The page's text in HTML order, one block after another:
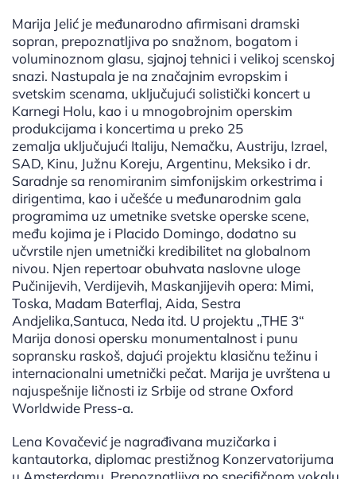
Marija Jelić je međunarodno afirmisani dramski
sopran, prepoznatljiva po snažnom, bogatom i
voluminoznom glasu, sjajnoj tehnici i velikoj scenskoj
snazi. Nastupala je na značajnim evropskim i
svetskim scenama, uključujući solistički koncert u
Karnegi Holu, kao i u mnogobrojnim operskim
produkcijama i koncertima u preko 25
zemalja uključujući Italiju, Nemačku, Austriju, Izrael,
SAD, Kinu, Južnu Koreju, Argentinu, Meksiko i dr.
Saradnje sa renomiranim simfonijskim orkestrima i
dirigentima, kao i učešće u međunarodnim gala
programima uz umetnike svetske operske scene,
među kojima je i Placido Domingo, dodatno su
učvrstile njen umetnički kredibilitet na globalnom
nivou. Njen repertoar obuhvata naslovne uloge
Pučinijevih, Verdijevih, Maskanjijevih opera: Mimi,
Toska, Madam Baterflaj, Aida, Sestra
Andjelika,Santuca, Neda itd. U projektu „THE 3“
Marija donosi opersku monumentalnost i punu
sopransku raskoš, dajući projektu klasičnu težinu i
internacionalni umetnički pečat. Marija je uvrštena u
najuspešnije ličnosti iz Srbije od strane Oxford
Worldwide Press-a.
Lena Kovačević je nagrađivana muzičarka i
kantautorka, diplomac prestižnog Konzervatorijuma